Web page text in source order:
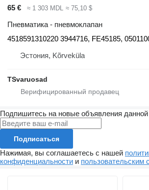
65 € ≈ 1 303 MDL ≈ 75,10 $
Пневматика - пневмоклапан
4518591310220 3944716, FE45185,
Эстония, Kõrveküla
TSvaruosad
Подпишитесь на новые объявления данной
Подписаться
Нажимая, вы соглашаетесь с нашей
конфиденциальности и пользовательским